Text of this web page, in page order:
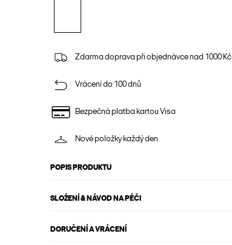
Zdarma doprava při objednávce nad 1000 Kč
Vrácení do 100 dnů
Bezpečná platba kartou Visa
Nové položky každý den
POPIS PRODUKTU
SLOŽENÍ & NÁVOD NA PÉČI
DORUČENÍ A VRÁCENÍ